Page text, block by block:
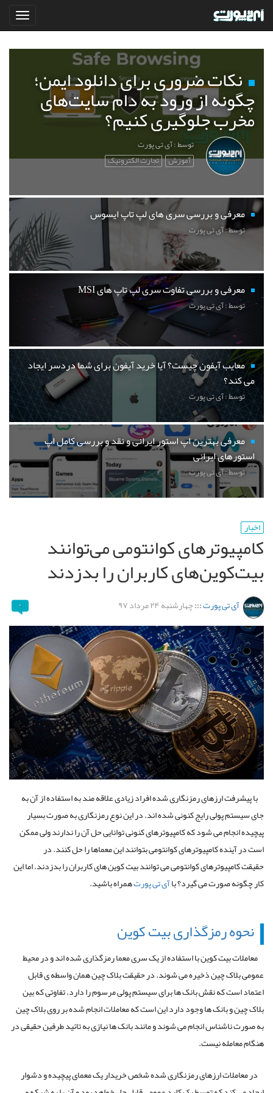
نکات ضروری برای دانلود ایمن؛
چگونه از ورود به دام سایت‌های
مخرب جلوگیری کنیم؟
توسط : آی تی پورت
آموزش تجارت الکترونیک
معرفی و بررسی سری های لپ تاپ ایسوس
توسط : آی تی پورت
معرفی و بررسی تفاوت سری لپ تاپ های MSI
توسط : آی تی پورت
معایب آیفون چیست؟ آیا خرید آیفون برای شما دردسر ایجاد
می کند؟
توسط : آی تی پورت
معرفی بهترین اپ استور ایرانی و نقد و بررسی کامل اپ
استورهای ایرانی
توسط : آی تی پورت
اخبار
کامپیوترهای کوانتومی می‌توانند
بیت‌کوین‌های کاربران را بدزدند
آی تی پورت:::چهارشنبه ۲۴ مرداد ۹۷ ۰
با پیشرفت ارزهای رمزنگاری شده افراد زیادی علاقه مند به استفاده از آن به
جای سیستم پولی رایج کنونی شده اند. در این نوع رمزنگاری به صورت بسیار
پیچیده انجام می شود که کامپیوترهای کنونی توانایی حل آن را ندارند ولی ممکن
است در آینده کامپیوترهای کوانتومی بتوانند این معماها را حل کنند. در
حقیقت کامپیوترهای کوانتومی می توانند بیت کوین های کاربران را بدزدند. اما این
کار چگونه صورت می گیرد؟ باآی تی پورتهمراه باشید.
نحوه رمزگذاری بیت کوین
معاملات بیت کوین با استفاده از یک سری معما رمزگذاری شده اند و در محیط
عمومی بلاک چین ذخیره می شوند. در حقیقت بلاک چین همان واسطه ی قابل
اعتماد است که نقش بانک ها برای سیستم پولی مرسوم را دارد. تفاوتی که بین
بلاک چین و بانک ها وجود دارد این است که معاملات انجام شده بر روی بلاک چین
به صورت ناشناس انجام می شوند و مانند بانک ها نیازی به تائید طرفین حقیقی در
هنگام معامله نیست.
در معاملات ارزهای رمزنگاری شده شخص خریدار یک معمای پیچیده و دشوار